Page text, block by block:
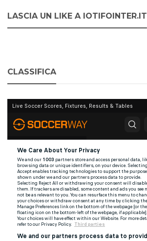
LASCIA UN LIKE A IOTIFOINTER.IT
CLASSIFICA